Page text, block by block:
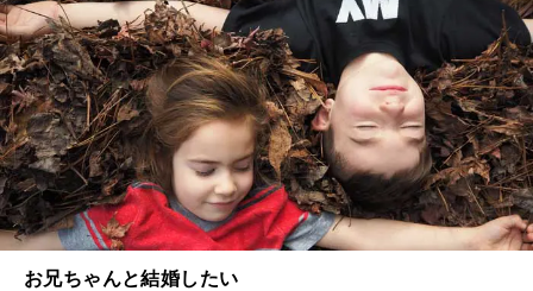
お兄ちゃんと結婚したい